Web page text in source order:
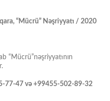
“Mücrü” Nəşriyyatı / 2020
“Mücrü”nəşriyyatının
77-47 və +99455-502-89-32